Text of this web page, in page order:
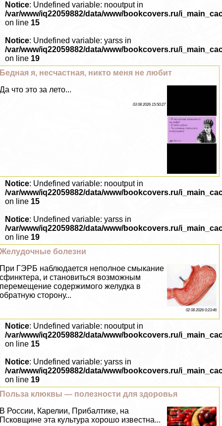
Notice: Undefined variable: nooutput in
/var/www/iq22059882/data/www/bookcovers.ru/
on line 15
Notice: Undefined variable: yarss in
/var/www/iq22059882/data/www/bookcovers.ru/
on line 19
Бедная я, несчастная, никто меня не любит
Да что это за лето...
03 08 2026 15:50:27
Notice: Undefined variable: nooutput in
/var/www/iq22059882/data/www/bookcovers.ru/
on line 15
Notice: Undefined variable: yarss in
/var/www/iq22059882/data/www/bookcovers.ru/
on line 19
Желудочные болезни
При ГЭРБ наблюдается неполное смыкание
сфинктера, и становиться возможным
перемещение содержимого желудка в
обратную сторону...
02 08 2026 0:23:46
Notice: Undefined variable: nooutput in
/var/www/iq22059882/data/www/bookcovers.ru/
on line 15
Notice: Undefined variable: yarss in
/var/www/iq22059882/data/www/bookcovers.ru/
on line 19
Польза клюквы — полезности для здоровья
В России, Карелии, Прибалтике, на
Псковщине эта культура хорошо известна...